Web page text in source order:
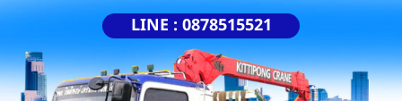
LINE : 0878515521